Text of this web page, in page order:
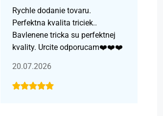
Rychle dodanie tovaru.
Perfektna kvalita triciek..
Bavlenene tricka su perfektnej
kvality. Urcite odporucam❤️❤️❤️
20.07.2026